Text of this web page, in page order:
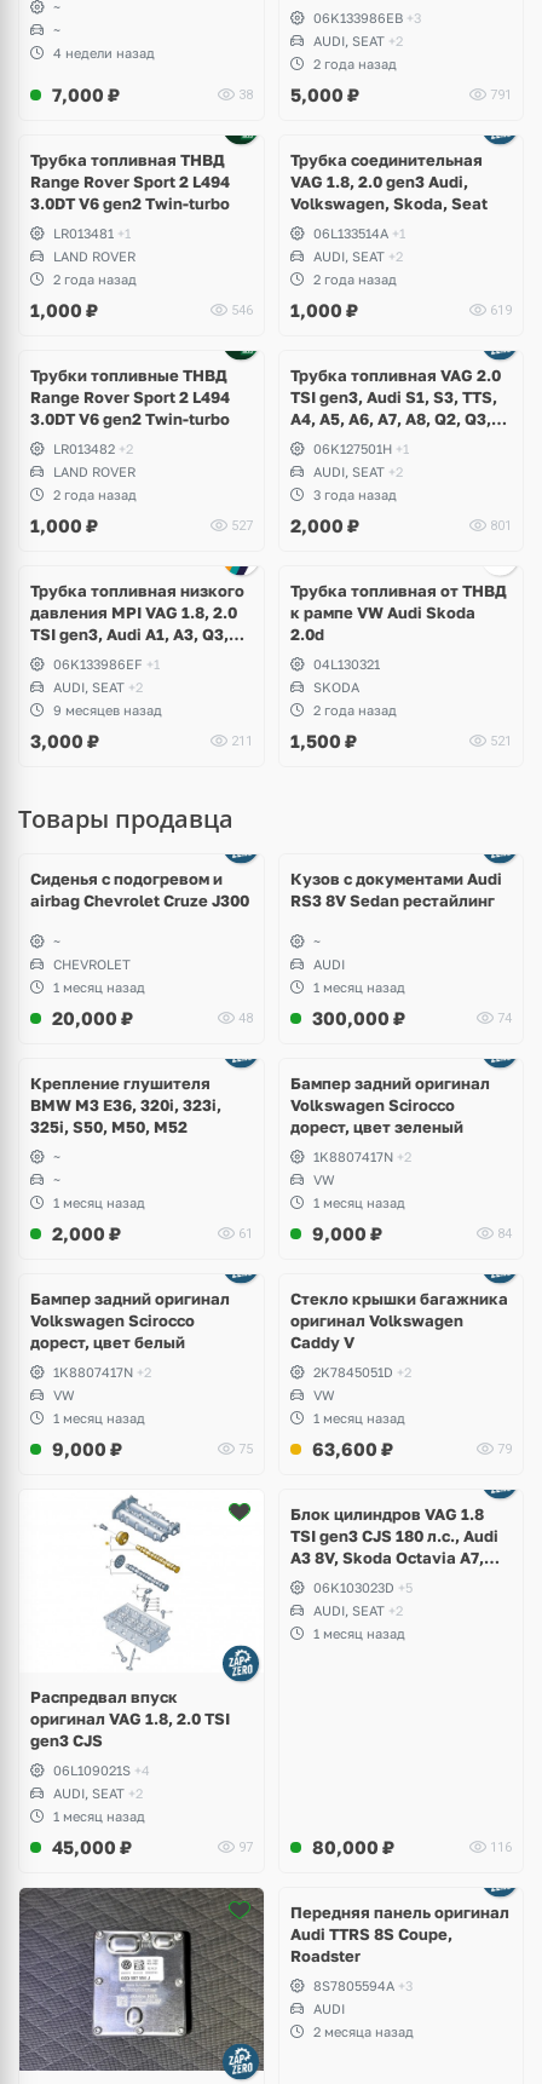
~
~
4 недели назад
7,000 ₽ 38
T-Roc, Passat B8, Skoda
Octavia A8, Superb, Seat
Leon Cupra, Ateca
06K133986EB +3
AUDI, SEAT +2
2 года назад
5,000 ₽ 791
Трубка топливная ТНВД
Range Rover Sport 2 L494
3.0DT V6 gen2 Twin-turbo
LR013481 +1
LAND ROVER
2 года назад
1,000 ₽ 546
Трубка соединительная
VAG 1.8, 2.0 gen3 Audi,
Volkswagen, Skoda, Seat
06L133514A +1
AUDI, SEAT +2
2 года назад
1,000 ₽ 619
Трубки топливные ТНВД
Range Rover Sport 2 L494
3.0DT V6 gen2 Twin-turbo
LR013482 +2
LAND ROVER
2 года назад
1,000 ₽ 527
Трубка топливная VAG 2.0
TSI gen3, Audi S1, S3, TTS,
A4, A5, A6, A7, A8, Q2, Q3,
Q5, Q7, Q8, Volkswagen Golf
7 R, Passat, Arteon, Tiguan,
Skoda Octavia, Superb,
Kodiaq
06K127501H +1
AUDI, SEAT +2
3 года назад
2,000 ₽ 801
Трубка топливная низкого
давления MPI VAG 1.8, 2.0
TSI gen3, Audi A1, A3, Q3,
TT, Volkswagen Arteon,
Passat B8, Tiguan 2, Skoda
Octavia A7, Superb, Seat
Leon
06K133986EF +1
AUDI, SEAT +2
9 месяцев назад
3,000 ₽ 211
Трубка топливная от ТНВД
к рампе VW Audi Skoda
2.0d
04L130321
SKODA
2 года назад
1,500 ₽ 521
Товары продавца
Сиденья с подогревом и
airbag Chevrolet Cruze J300
~
CHEVROLET
1 месяц назад
20,000 ₽ 48
Кузов с документами Audi
RS3 8V Sedan рестайлинг
~
AUDI
1 месяц назад
300,000 ₽ 74
Крепление глушителя
BMW M3 E36, 320i, 323i,
325i, S50, M50, M52
~
~
1 месяц назад
2,000 ₽ 61
Бампер задний оригинал
Volkswagen Scirocco
дорест, цвет зеленый
1K8807417N +2
VW
1 месяц назад
9,000 ₽ 84
Бампер задний оригинал
Volkswagen Scirocco
дорест, цвет белый
1K8807417N +2
VW
1 месяц назад
9,000 ₽ 75
Стекло крышки багажника
оригинал Volkswagen
Caddy V
2K7845051D +2
VW
1 месяц назад
63,600 ₽ 79
Распредвал впуск
оригинал VAG 1.8, 2.0 TSI
gen3 CJS
06L109021S +4
AUDI, SEAT +2
1 месяц назад
45,000 ₽ 97
2 фото
Блок цилиндров VAG 1.8
TSI gen3 CJS 180 л.с., Audi
A3 8V, Skoda Octavia A7,
Superb, Volkswagen Passat
B8, Golf VII Alltrack, Seat
Leon
06K103023D +5
AUDI, SEAT +2
1 месяц назад
80,000 ₽ 116
2 фото
Передняя панель оригинал
Audi TTRS 8S Coupe,
Roadster
8S7805594A +3
AUDI
2 месяца назад